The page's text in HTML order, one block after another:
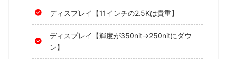
ディスプレイ【11インチの2.5Kは貴重】
ディスプレイ【輝度が350nit→250nitにダウ
ン】